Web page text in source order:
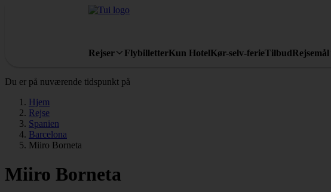
Rejser FlybilletterKun HotelKør-selv-ferieTilbudRejsemål
Du er på nuværende tidspunkt på
Hjem
Rejse
Spanien
Barcelona
Miiro Borneta
Miiro Borneta